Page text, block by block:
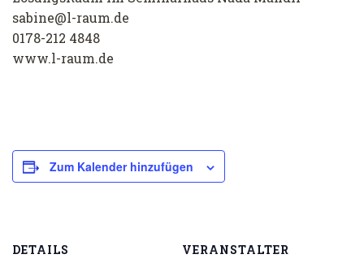
sabine@l-raum.de
0178-212 4848
www.l-raum.de
Zum Kalender hinzufügen
DETAILS VERANSTALTER